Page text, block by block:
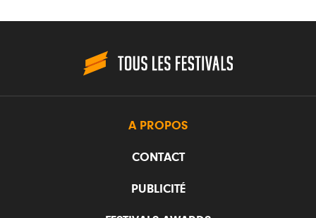
A PROPOS
CONTACT
PUBLICITÉ